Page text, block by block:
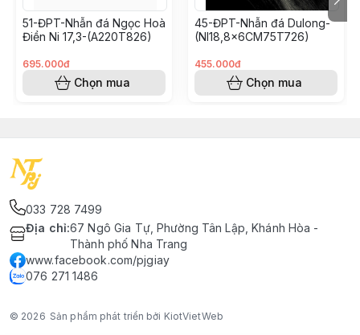
51-ĐPT-Nhẫn đá Ngọc Hoà
Điền Ni 17,3-(A220T826)
695.000đ
Chọn mua
45-ĐPT-Nhẫn đá Dulong-
(NI18,8x6CM75T726)
455.000đ
Chọn mua
033 728 7499
Địa chỉ:67 Ngô Gia Tự, Phường Tân Lập, Khánh Hòa -
Thành phố Nha Trang
www.facebook.com/pjgiay
076 271 1486
© 2026 Sản phẩm phát triển bởi KiotVietWeb